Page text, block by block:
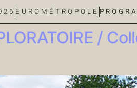
EUROMÉTROPOLE
/